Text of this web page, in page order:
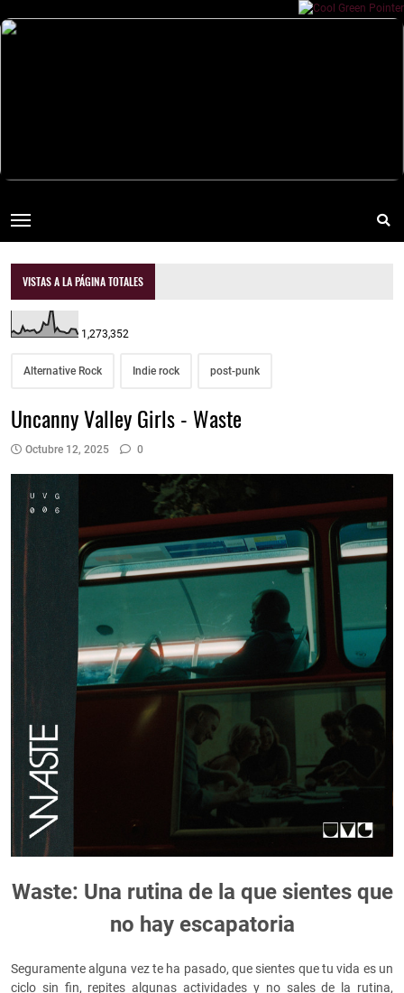
VISTAS A LA PÁGINA TOTALES
1,273,352
Alternative Rock Indie rock post-punk
Uncanny Valley Girls - Waste
Octubre 12, 2025 0
Waste: Una rutina de la que sientes que
no hay escapatoria
Seguramente alguna vez te ha pasado, que sientes que tu vida es un
ciclo sin fin, repites algunas actividades y no sales de la rutina,